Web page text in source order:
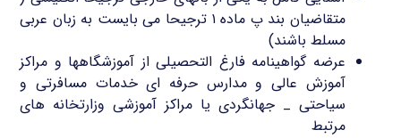
متقاضیان بند پ ماده ۱ ترجیحا می بایست به زبان عربی
مسلط باشند)
عرضه گواهینامه فارغ التحصیلی از آموزشگاهها و مراکز
آموزش عالی و مدارس حرفه ای خدمات مسافرتی و
سیاحتی _ جهانگردی یا مراکز آموزشی وزارتخانه های
مرتبط